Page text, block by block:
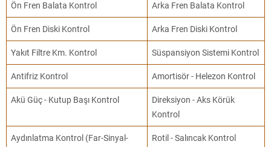
Ön Fren Balata Kontrol Arka Fren Balata Kontrol
Ön Fren Diski Kontrol Arka Fren Diski Kontrol
Yakıt Filtre Km. Kontrol Süspansiyon Sistemi Kontrol
Antifriz Kontrol Amortisör - Helezon Kontrol
Akü Güç - Kutup Başı Kontrol
Direksiyon - Aks Körük
Kontrol
Aydınlatma Kontrol (Far-Sinyal-
Rotil - Salıncak Kontrol